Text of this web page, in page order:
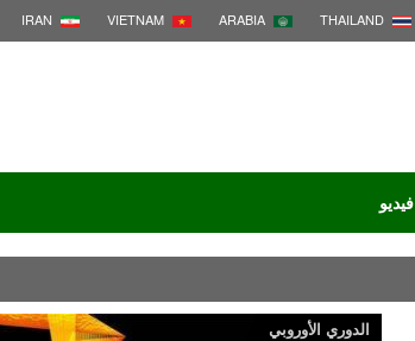
THAILAND
ARABIA
VIETNAM
IRAN
فيديو
الدوري الأوروبي